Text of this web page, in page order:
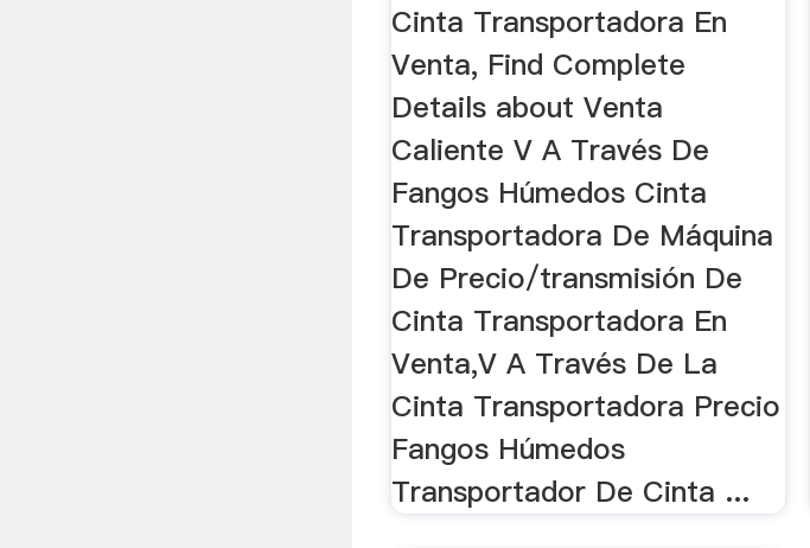
Cinta Transportadora En
Venta, Find Complete
Details about Venta
Caliente V A Través De
Fangos Húmedos Cinta
Transportadora De Máquina
De Precio/transmisión De
Cinta Transportadora En
Venta,V A Través De La
Cinta Transportadora Precio
Fangos Húmedos
Transportador De Cinta ...